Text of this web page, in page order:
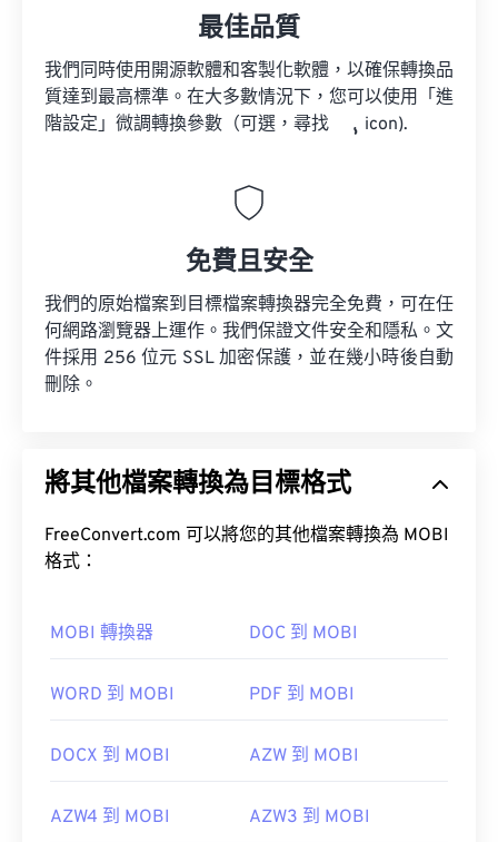
最佳品質
我們同時使用開源軟體和客製化軟體，以確保轉換品
質達到最高標準。在大多數情況下，您可以使用「進
階設定」微調轉換參數（可選，尋找
icon).
免費且安全
我們的原始檔案到目標檔案轉換器完全免費，可在任
何網路瀏覽器上運作。我們保證文件安全和隱私。文
件採用 256 位元 SSL 加密保護，並在幾小時後自動
刪除。
將其他檔案轉換為目標格式
FreeConvert.com 可以將您的其他檔案轉換為 MOBI
格式：
MOBI 轉換器 DOC 到 MOBI
WORD 到 MOBI PDF 到 MOBI
DOCX 到 MOBI AZW 到 MOBI
AZW4 到 MOBI AZW3 到 MOBI